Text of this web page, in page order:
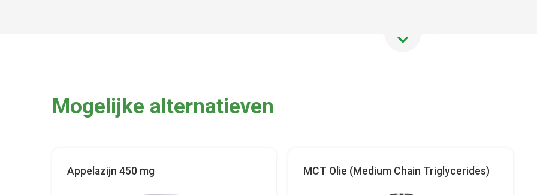
Mogelijke alternatieven
Appelazijn 450 mg MCT Olie (Medium Chain Triglycerides)